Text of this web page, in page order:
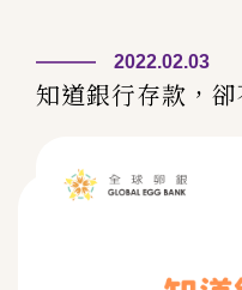
量！···2022.02.03
知道銀行存款，